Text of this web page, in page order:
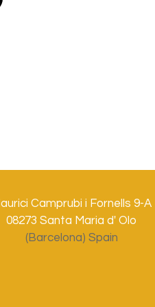
Camprubi i Fornells 9-A
08273 Santa Maria d' Olo
(Barcelona) Spain